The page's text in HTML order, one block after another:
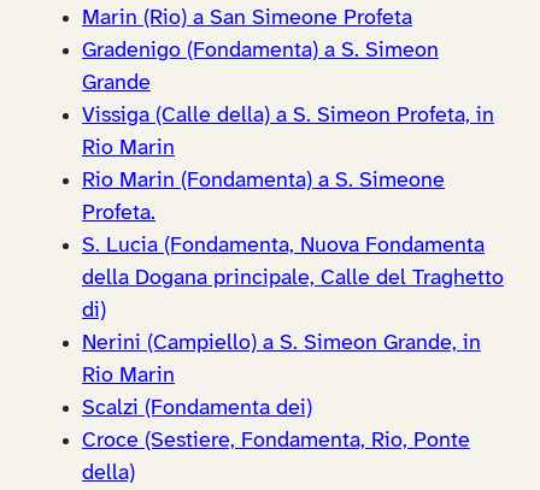
Marin (Rio) a San Simeone Profeta
Gradenigo (Fondamenta) a S. Simeon
Grande
Vissiga (Calle della) a S. Simeon Profeta, in
Rio Marin
Rio Marin (Fondamenta) a S. Simeone
Profeta.
S. Lucia (Fondamenta, Nuova Fondamenta
della Dogana principale, Calle del Traghetto
di)
Nerini (Campiello) a S. Simeon Grande, in
Rio Marin
Scalzi (Fondamenta dei)
Croce (Sestiere, Fondamenta, Rio, Ponte
della)